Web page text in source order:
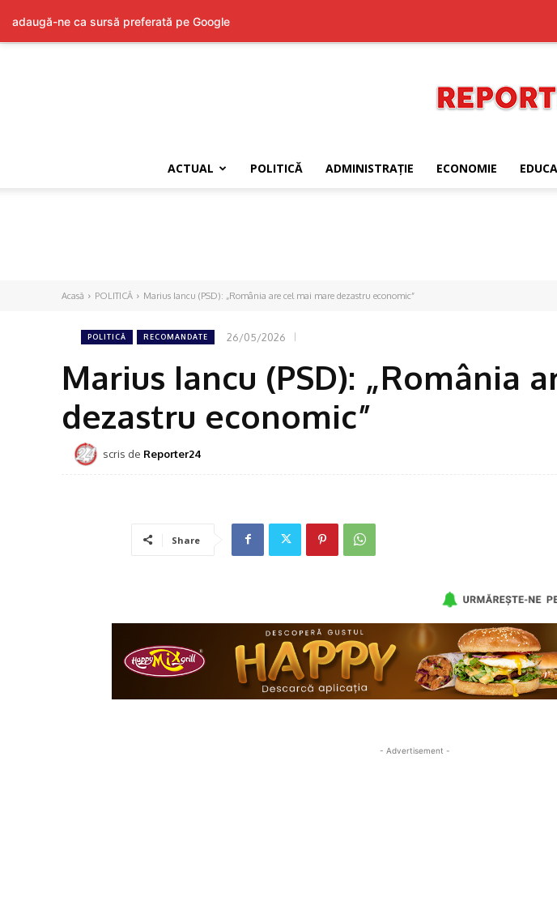
ACTUAL POLITICĂ ADMINISTRAŢIE ECONOMIE
Acasă POLITICĂ Marius Iancu (PSD): „România are cel mai mare dezastru economic”
POLITICĂ RECOMANDATE 26/05/2026
Marius Iancu (PSD): „România
dezastru economic”
scris de Reporter24
Share
- Advertisement -
adaugă-ne ca sursă preferată pe Google